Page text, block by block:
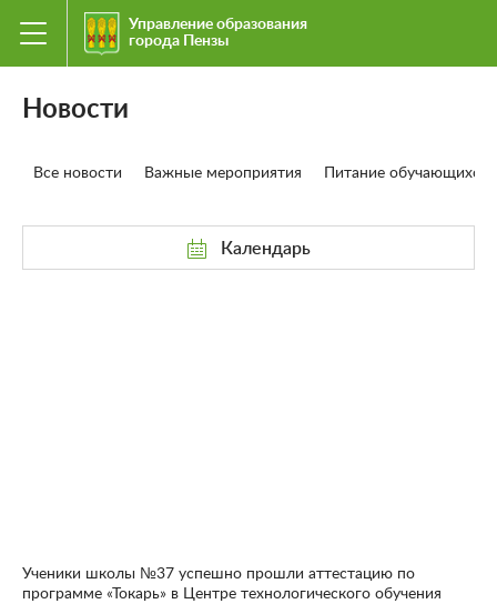
Управление образования
города Пензы
Новости
Все новости Важные мероприятия Питание обучающихся
Ученики школы №37 успешно прошли аттестацию по
программе «Токарь» в Центре технологического обучения
Календарь